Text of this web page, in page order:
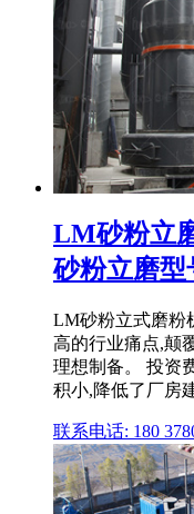
LM砂粉立
砂粉立磨
LM砂粉立式磨粉
高的行业痛点,颠
理想制备。 投资
积小,降低了厂房
联系电话: 180